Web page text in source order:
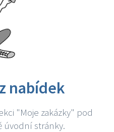
nabídek
"Moje zakázky" pod
úvodní stránky.